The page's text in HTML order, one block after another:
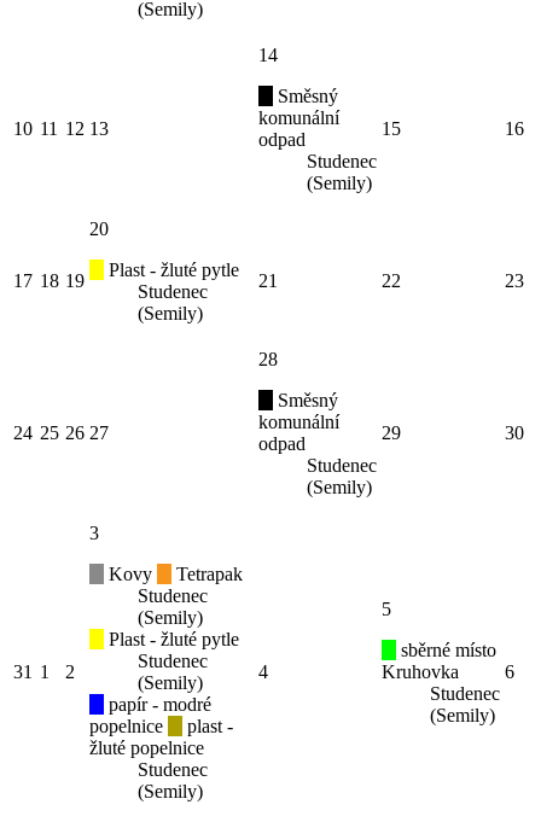
(Semily)
10 11 12 13
14
Směsný
komunální
odpad
Studenec
(Semily)
15 16
17 18 19
20
Plast - žluté pytle
Studenec
(Semily)
21 22 23
24 25 26 27
28
Směsný
komunální
odpad
Studenec
(Semily)
29 30
31 1 2
3
Kovy
Tetrapak
Studenec
(Semily)
Plast - žluté pytle
Studenec
(Semily)
papír - modré
popelnice
plast -
žluté popelnice
Studenec
(Semily)
4
5
sběrné místo
Kruhovka
Studenec
(Semily)
6